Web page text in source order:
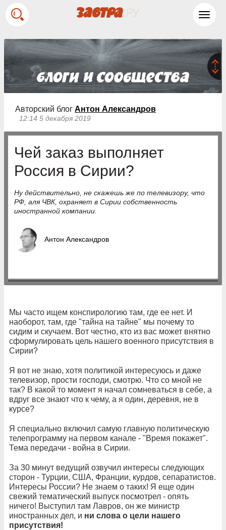
Авторский блог Антон Александров
12:14 5 декабря 2019
Чей заказ выполняет
Россия в Сирии?
Ну действительно, не скажешь же по телевизору, что
РФ, аля ЧВК, охраняет в Сирии собственность
иностранной компании.
Антон Александров
Мы часто ищем конспирологию там, где ее нет. И
наоборот, там, где "тайна на тайне" мы почему то
сидим и скучаем. Вот честно, кто из вас может внятно
сформулировать цель нашего военного присутствия в
Сирии?
Я вот не знаю, хотя политикой интересуюсь и даже
телевизор, прости господи, смотрю. Что со мной не
так? В какой то момент я начал сомневаться в себе, а
вдруг все знают что к чему, а я один, деревня, не в
курсе?
Я специально включил самую главную политическую
телепрограмму на первом канале - "Время покажет".
Тема передачи - война в Сирии.
За 30 минут ведущий озвучил интересы следующих
сторон - Турции, США, Франции, курдов, сепаратистов.
Интересы России? Не знаем о таких! Я еще один
свежий тематический выпуск посмотрел - опять
ничего! Выступил там Лавров, он же министр
иностранных дел, и ни слова о цели нашего
присутствия!